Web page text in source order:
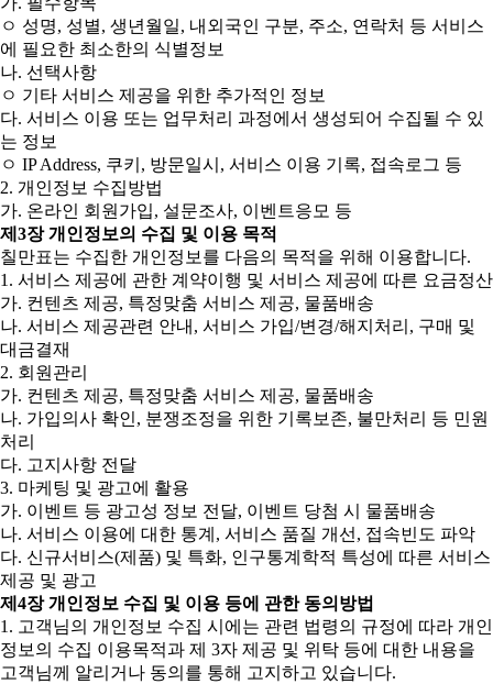
ㅇ 성명, 성별, 생년월일, 내외국인 구분, 주소, 연락처 등 서비스
에 필요한 최소한의 식별정보
나. 선택사항
ㅇ 기타 서비스 제공을 위한 추가적인 정보
다. 서비스 이용 또는 업무처리 과정에서 생성되어 수집될 수 있
는 정보
ㅇ IP Address, 쿠키, 방문일시, 서비스 이용 기록, 접속로그 등
2. 개인정보 수집방법
가. 온라인 회원가입, 설문조사, 이벤트응모 등
제3장 개인정보의 수집 및 이용 목적
칠만표는 수집한 개인정보를 다음의 목적을 위해 이용합니다.
1. 서비스 제공에 관한 계약이행 및 서비스 제공에 따른 요금정산
가. 컨텐츠 제공, 특정맞춤 서비스 제공, 물품배송
나. 서비스 제공관련 안내, 서비스 가입/변경/해지처리, 구매 및
대금결재
2. 회원관리
가. 컨텐츠 제공, 특정맞춤 서비스 제공, 물품배송
나. 가입의사 확인, 분쟁조정을 위한 기록보존, 불만처리 등 민원
처리
다. 고지사항 전달
3. 마케팅 및 광고에 활용
가. 이벤트 등 광고성 정보 전달, 이벤트 당첨 시 물품배송
나. 서비스 이용에 대한 통계, 서비스 품질 개선, 접속빈도 파악
다. 신규서비스(제품) 및 특화, 인구통계학적 특성에 따른 서비스
제공 및 광고
제4장 개인정보 수집 및 이용 등에 관한 동의방법
1. 고객님의 개인정보 수집 시에는 관련 법령의 규정에 따라 개인
정보의 수집 이용목적과 제 3자 제공 및 위탁 등에 대한 내용을
고객님께 알리거나 동의를 통해 고지하고 있습니다.